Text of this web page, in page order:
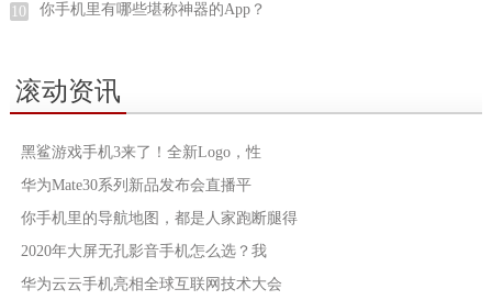
10 你手机里有哪些堪称神器的App？
滚动资讯
黑鲨游戏手机3来了！全新Logo，性
华为Mate30系列新品发布会直播平
你手机里的导航地图，都是人家跑断腿得
2020年大屏无孔影音手机怎么选？我
华为云云手机亮相全球互联网技术大会